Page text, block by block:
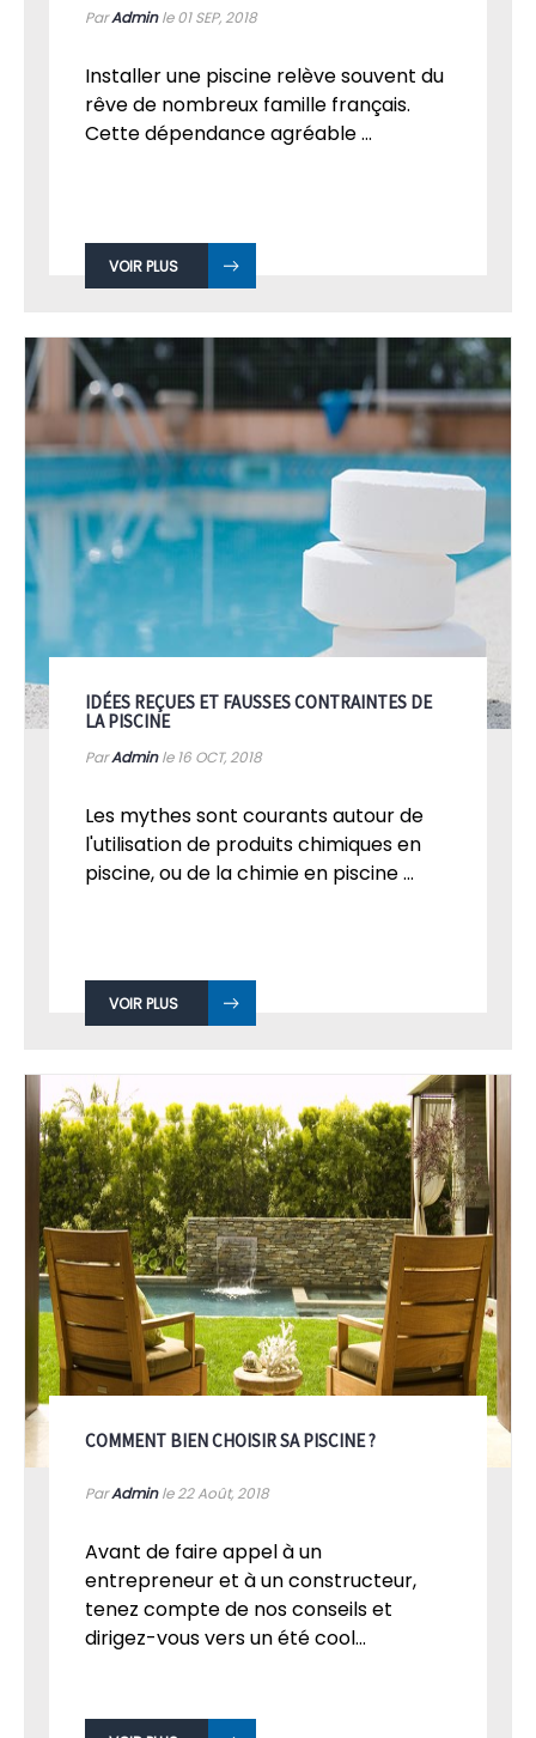
ParAdminle 01SEP, 2018
Installer une piscine relève souvent du
rêve de nombreux famille français.
Cette dépendance agréable ...
VOIR PLUS
IDÉES REÇUES ET FAUSSES CONTRAINTES DE
LA PISCINE
ParAdminle 16 OCT, 2018
Les mythes sont courants autour de
l'utilisation de produits chimiques en
piscine, ou de la chimie en piscine ...
VOIR PLUS
COMMENT BIEN CHOISIR SA PISCINE ?
ParAdminle 22Août, 2018
Avant de faire appel à un
entrepreneur et à un constructeur,
tenez compte de nos conseils et
dirigez-vous vers un été cool...